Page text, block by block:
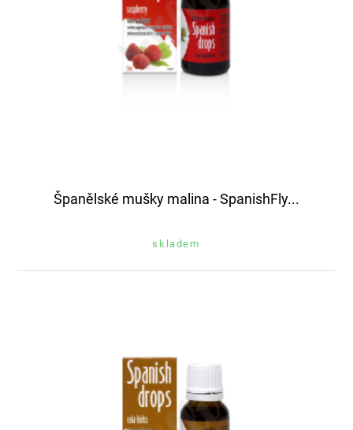
Španělské mušky malina - SpanishFly...
skladem